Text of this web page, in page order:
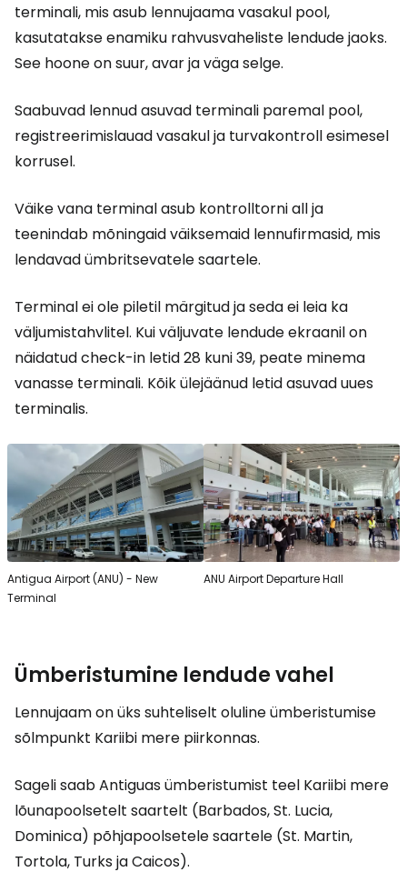
terminali, mis asub lennujaama vasakul pool,
kasutatakse enamiku rahvusvaheliste lendude jaoks.
See hoone on suur, avar ja väga selge.
Saabuvad lennud asuvad terminali paremal pool,
registreerimislauad vasakul ja turvakontroll esimesel
korrusel.
Väike vana terminal asub kontrolltorni all ja
teenindab mõningaid väiksemaid lennufirmasid, mis
lendavad ümbritsevatele saartele.
Terminal ei ole piletil märgitud ja seda ei leia ka
väljumistahvlitel. Kui väljuvate lendude ekraanil on
näidatud check-in letid 28 kuni 39, peate minema
vanasse terminali. Kõik ülejäänud letid asuvad uues
terminalis.
Antigua Airport (ANU) - New
Terminal
ANU Airport Departure Hall
Ümberistumine lendude vahel
Lennujaam on üks suhteliselt oluline ümberistumise
sõlmpunkt Kariibi mere piirkonnas.
Sageli saab Antiguas ümberistumist teel Kariibi mere
lõunapoolsetelt saartelt (Barbados, St. Lucia,
Dominica) põhjapoolsetele saartele (St. Martin,
Tortola, Turks ja Caicos).